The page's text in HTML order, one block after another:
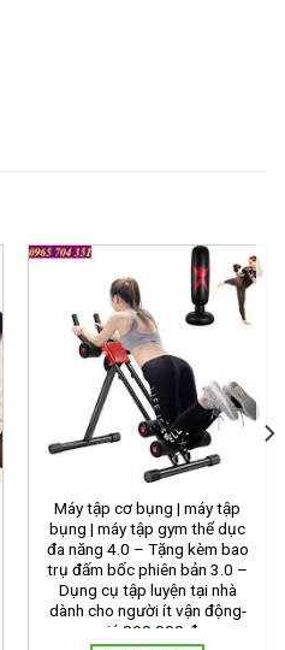
Máy tập cơ bụng | máy tập
bụng | máy tập gym thể dục
đa năng 4.0 – Tặng kèm bao
trụ đấm bốc phiên bản 3.0 –
Dụng cụ tập luyện tại nhà
dành cho người ít vận động-
giá 899.000 ₫